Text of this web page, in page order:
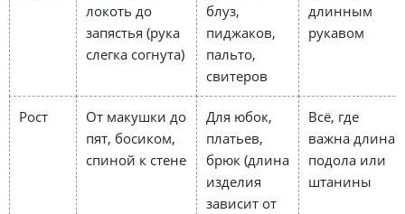
локоть до
запястья (рука
слегка согнута)
блуз,
пиджаков,
пальто,
свитеров
длинным
рукавом
Рост
От макушки до
пят, босиком,
спиной к стене
Для юбок,
платьев,
брюк (длина
изделия
зависит от
Всё, где
важна длина
подола или
штанины